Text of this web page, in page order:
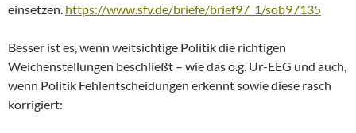
einsetzen. https://www.sfv.de/briefe/brief97_1/sob97135
Besser ist es, wenn weitsichtige Politik die richtigen
Weichenstellungen beschließt – wie das o.g. Ur-EEG und auch,
wenn Politik Fehlentscheidungen erkennt sowie diese rasch
korrigiert: